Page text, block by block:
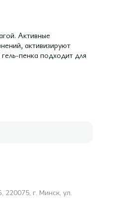
Активные
активизируют
пeнкa подходит для
г. Минск, ул.